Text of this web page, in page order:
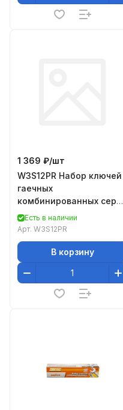
1 369 ₽/шт
W3S12PR Набор ключей
гаечных
комбинированных серии
ARC на держателе, 6-22
мм, 12 предметов
Есть в наличии
Арт. W3S12PR
В корзину